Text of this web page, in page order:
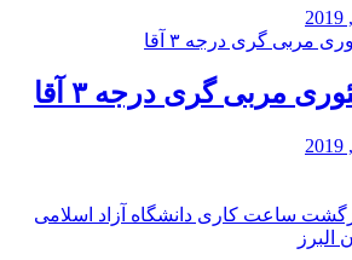
مربی گری درجه ۳ آقا